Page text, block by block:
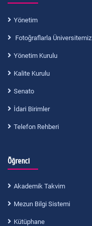
Yönetim
Fotoğraflarla Üniversitemiz
Yönetim Kurulu
Kalite Kurulu
Senato
İdari Birimler
Telefon Rehberi
Öğrenci
Akademik Takvim
Mezun Bilgi Sistemi
Kütüphane